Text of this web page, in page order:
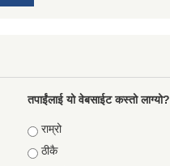
तपाईंलाई यो वेबसाईट कस्तो लाग्यो?
Choices
राम्रो
ठीकै